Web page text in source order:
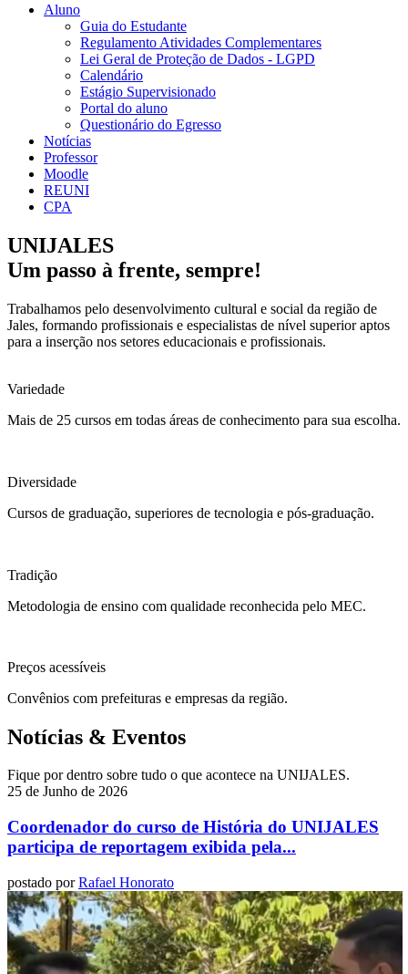
Aluno
Guia do Estudante
Regulamento Atividades Complementares
Lei Geral de Proteção de Dados - LGPD
Calendário
Estágio Supervisionado
Portal do aluno
Questionário do Egresso
Notícias
Professor
Moodle
REUNI
CPA
UNIJALES
Um passo à frente, sempre!
Trabalhamos pelo desenvolvimento cultural e social da região de
Jales, formando profissionais e especialistas de nível superior aptos
para a inserção nos setores educacionais e profissionais.
Variedade
Mais de 25 cursos em todas áreas de conhecimento para sua escolha.
Diversidade
Cursos de graduação, superiores de tecnologia e pós-graduação.
Tradição
Metodologia de ensino com qualidade reconhecida pelo MEC.
Preços acessíveis
Convênios com prefeituras e empresas da região.
Notícias & Eventos
Fique por dentro sobre tudo o que acontece na UNIJALES.
25 de Junho de 2026
Coordenador do curso de História do UNIJALES
participa de reportagem exibida pela...
postado porRafael Honorato